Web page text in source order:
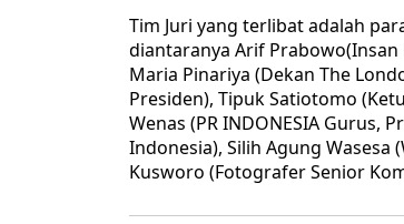
Tim Juri yang terlibat adalah
diantaranya Arif Prabowo(Insan
Maria Pinariya (Dekan The
Presiden), Tipuk Satiotomo
Wenas (PR INDONESIA Gurus,
Indonesia), Silih Agung Wasesa
Kusworo (Fotografer Senior